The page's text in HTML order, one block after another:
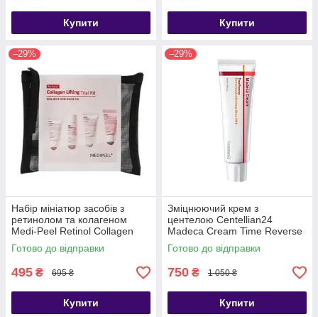
Купити Купити
–29%
Набір мініатюр засобів з
ретинолом та колагеном
Medi-Peel Retinol Collagen
Lifting Trial Kit
Готово до відправки
495 ₴ 695 ₴
Купити
–29%
Зміцнюючий крем з
центелою Centellian24
Madeca Cream Time Reverse
50 мл
Готово до відправки
750 ₴ 1 050 ₴
Купити